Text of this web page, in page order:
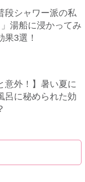
段シャワー派の私
湯船に浸かってみ
果3選！
意外！】暑い夏に
呂に秘められた効